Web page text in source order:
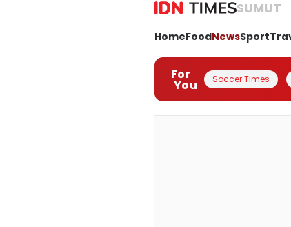
SUMUT
HomeFoodNewsSport
For
You Soccer Times